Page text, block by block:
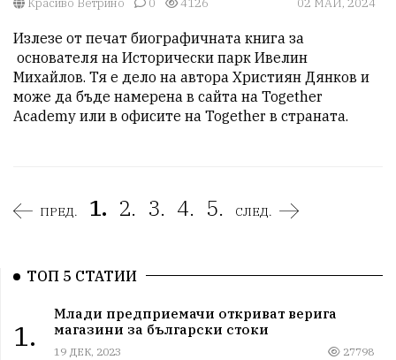
Красиво Ветрино 0 4126 02 МАЙ, 2024
Излезе от печат биографичната книга за
основателя на Исторически парк Ивелин
Михайлов. Тя е дело на автора Християн Дянков и
може да бъде намерена в сайта на Together
Academy или в офисите на Together в страната.
ПРЕД. 1. 2. 3. 4. 5. СЛЕД.
ТОП 5 СТАТИИ
1.
Млади предприемачи откриват верига
магазини за български стоки
19 ДЕК, 2023 27798